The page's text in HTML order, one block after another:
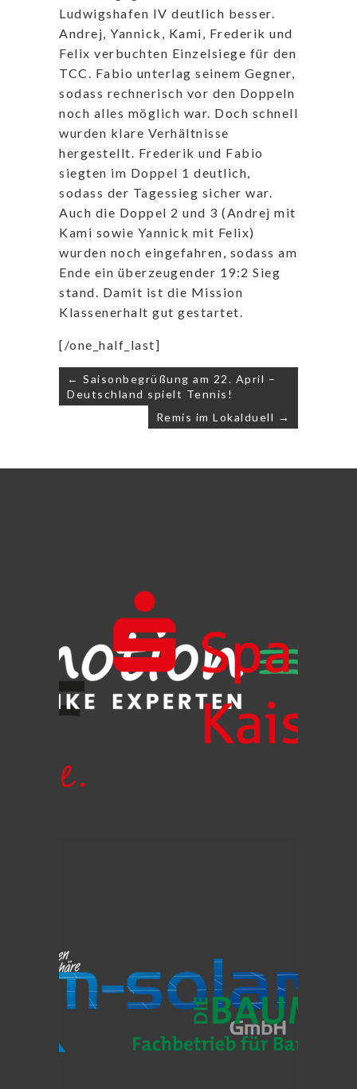
Ludwigshafen IV deutlich besser.
Andrej, Yannick, Kami, Frederik und
Felix verbuchten Einzelsiege für den
TCC. Fabio unterlag seinem Gegner,
sodass rechnerisch vor den Doppeln
noch alles möglich war. Doch schnell
wurden klare Verhältnisse
hergestellt. Frederik und Fabio
siegten im Doppel 1 deutlich,
sodass der Tagessieg sicher war.
Auch die Doppel 2 und 3 (Andrej mit
Kami sowie Yannick mit Felix)
wurden noch eingefahren, sodass am
Ende ein überzeugender 19:2 Sieg
stand. Damit ist die Mission
Klassenerhalt gut gestartet.
[/one_half_last]
Beitragsnavigation
← Saisonbegrüßung am 22. April –
Deutschland spielt Tennis!
Remis im Lokalduell →